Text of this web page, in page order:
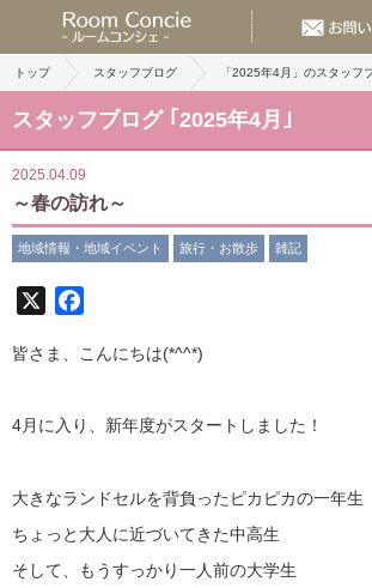
トップ スタッフブログ 「2025年4月」のスタッフ
スタッフブログ ｢2025年4月｣
2025.04.09
～春の訪れ～
地域情報・地域イベント 旅行・お散歩 雑記
皆さま、こんにちは(*^^*)
4月に入り、新年度がスタートしました！
大きなランドセルを背負ったピカピカの一年生
ちょっと大人に近づいてきた中高生
そして、もうすっかり一人前の大学生